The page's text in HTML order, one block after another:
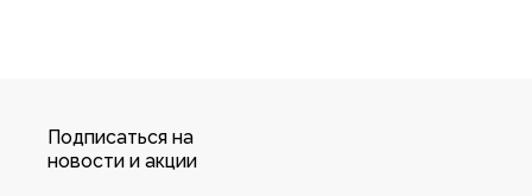
Подписаться на
новости и акции